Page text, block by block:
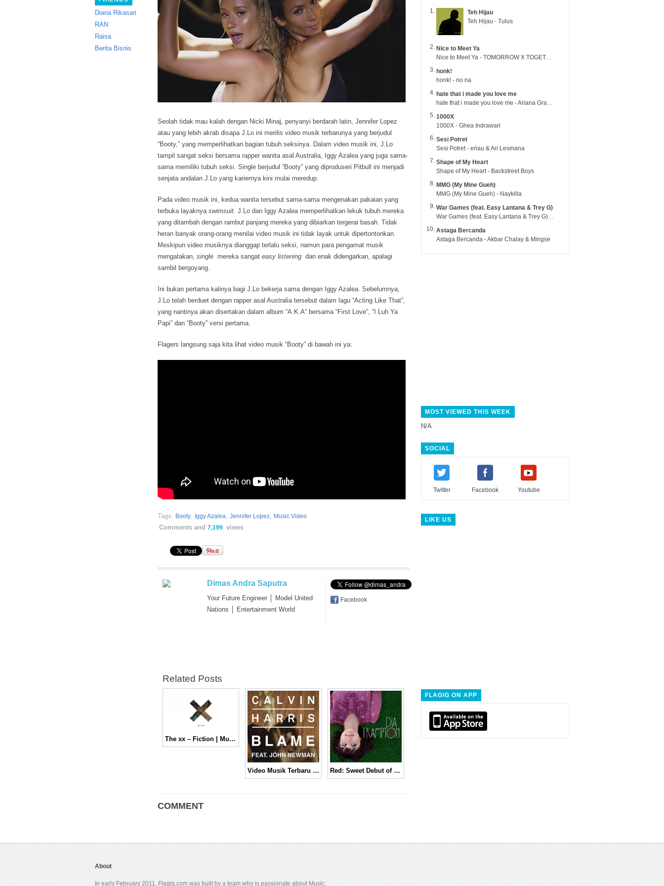
Diana Rikasari
RAN
Raisa
Berita Bisnis
Seolah tidak mau kalah dengan Nicki Minaj, penyanyi berdarah latin, Jennifer Lopez
atau yang lebih akrab disapa J.Lo ini merilis video musik terbarunya yang berjudul
“Booty,” yang memperlihatkan bagian tubuh seksinya. Dalam video musik ini, J.Lo
tampil sangat seksi bersama rapper wanita asal Australia, Iggy Azalea yang juga sama-
sama memiliki tubuh seksi. Single berjudul “Booty” yang diproduseri Pitbull ini menjadi
senjata andalan J.Lo yang kariernya kini mulai meredup.
Pada video musik ini, kedua wanita tersebut sama-sama mengenakan pakaian yang
terbuka layaknya swimsuit. J.Lo dan Iggy Azalea memperlihatkan lekuk tubuh mereka
yang ditambah dengan rambut panjang mereka yang dibiarkan tergerai basah. Tidak
heran banyak orang-orang menilai video musik ini tidak layak untuk dipertontonkan.
Meskipun video musiknya dianggap terlalu seksi, namun para pengamat musik
mengatakan, single mereka sangat easy listening dan enak didengarkan, apalagi
sambil bergoyang.
Ini bukan pertama kalinya bagi J.Lo bekerja sama dengan Iggy Azalea. Sebelumnya,
J.Lo telah berduet dengan rapper asal Australia tersebut dalam lagu “Acting Like That”,
yang nantinya akan disertakan dalam album “A.K.A” bersama “First Love”, “I Luh Ya
Papi” dan “Booty” versi pertama.
Flagers langsung saja kita lihat video musik “Booty” di bawah ini ya:
Tags: Booty, Iggy Azalea, Jennifer Lopez, Music Video
Comments and 7,199 views
Dimas Andra Saputra
Your Future Engineer │ Model United
Nations │ Entertainment World
Facebook
Related Posts
The xx – Fiction | Music Video
Video Musik Terbaru Calvin Harris feat. John Newman, “Blame”│Music Video Red: Sweet Debut of Dia Frampton
COMMENT
Teh Hijau
Teh Hijau - Tulus
Nice to Meet Ya
Nice to Meet Ya - TOMORROW X TOGETHER
honk!
honk! - no na
hate that i made you love me
hate that i made you love me - Ariana Grande
1000X
1000X - Ghea Indrawari
Sesi Potret
Sesi Potret - eńau & Ari Lesmana
Shape of My Heart
Shape of My Heart - Backstreet Boys
MMG (My Mine Gueh)
MMG (My Mine Gueh) - Naykilla
War Games (feat. Easy Lantana & Trey G)
War Games (feat. Easy Lantana & Trey G) - Trub
Astaga Bercanda
Astaga Bercanda - Akbar Chalay & Mingse
MOST VIEWED THIS WEEK
N/A
SOCIAL
Twitter Facebook Youtube
LIKE US
FLAGIG ON APP
About
In early February 2011, Flagig.com was built by a team who is passionate about Music,